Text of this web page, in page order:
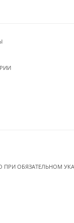
ПРИ ОБЯЗАТЕЛЬНОМ